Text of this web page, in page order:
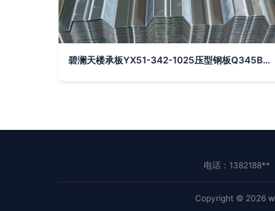
碧澜天楼承板YX51-342-1025压型钢板Q345B材质全解析
电话：1382188**
Copyright © 2026